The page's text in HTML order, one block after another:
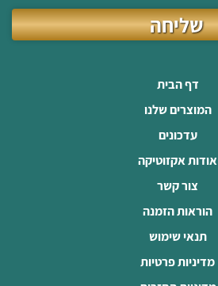
שליחה
דף הבית
המוצרים שלנו
עדכונים
אודות אקזוטיקה
צור קשר
הוראות הזמנה
תנאי שימוש
מדיניות פרטיות